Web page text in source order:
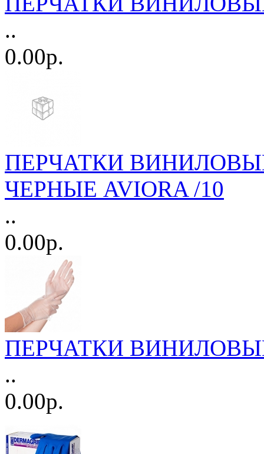
..
0.00р.
ПЕРЧАТКИ ВИНИЛОВЫЕ
ЧЕРНЫЕ AVIORA /10
..
0.00р.
ПЕРЧАТКИ ВИНИЛОВЫЕ
..
0.00р.